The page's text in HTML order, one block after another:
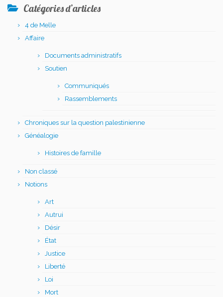
Catégories d’articles
4 de Melle
Affaire
Documents administratifs
Soutien
Communiqués
Rassemblements
Chroniques sur la question palestinienne
Généalogie
Histoires de famille
Non classé
Notions
Art
Autrui
Désir
État
Justice
Liberté
Loi
Mort